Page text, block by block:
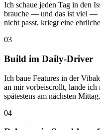
Ich schaue jeden Tag in den
brauche — und das ist viel —
nicht passt, kriegt eine
03
Build im Daily-Driver
Ich baue Features in der
an mir vorbeiscrollt, lande
spätestens am nächsten Mittag.
04